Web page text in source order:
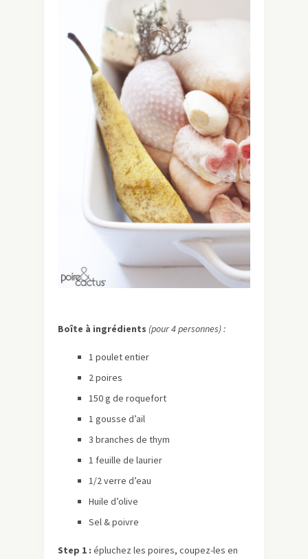
Boîte à ingrédients (pour 4 personnes) :
1 poulet entier
2 poires
150 g de roquefort
1 gousse d’ail
3 branches de thym
1 feuille de laurier
1/2 verre d’eau
Huile d’olive
Sel & poivre
Step 1 : épluchez les poires, coupez-les en